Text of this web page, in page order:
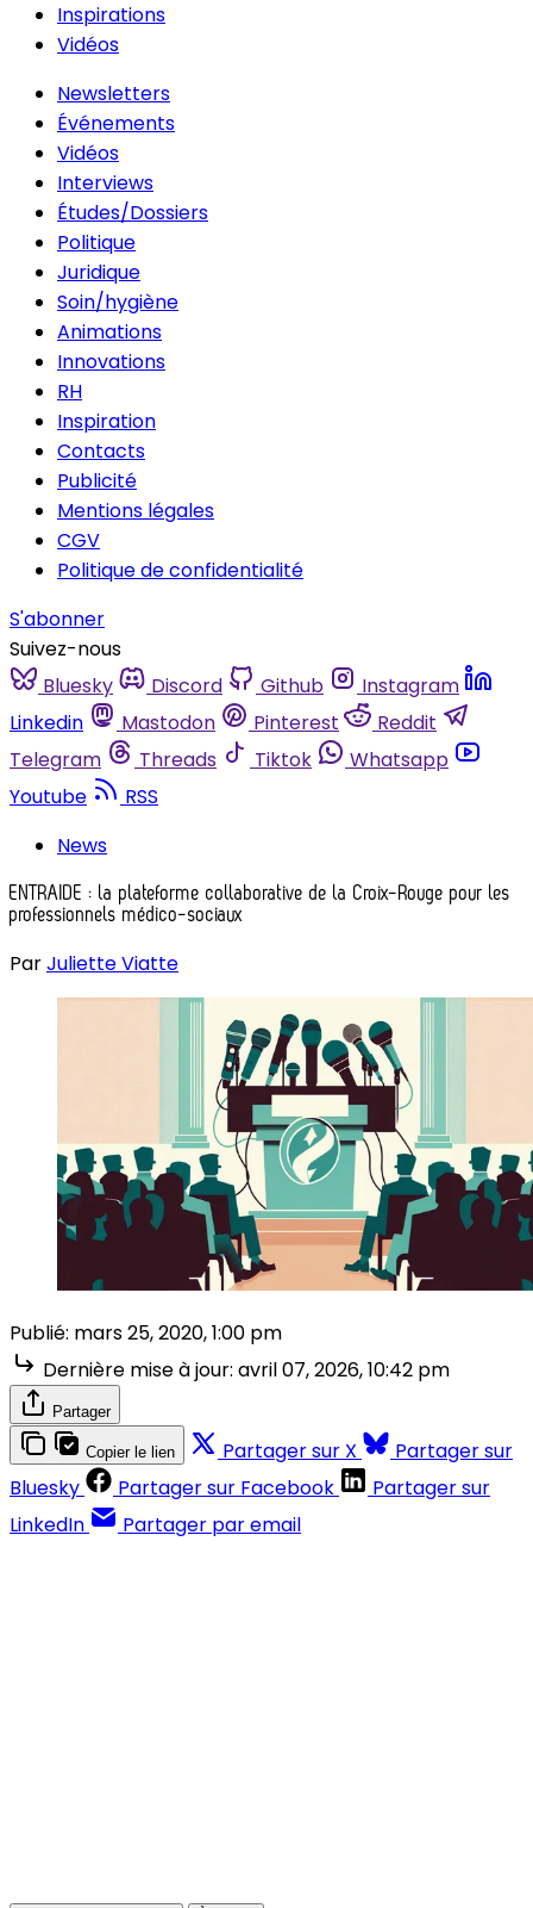
Inspirations
Vidéos
Newsletters
Événements
Vidéos
Interviews
Études/Dossiers
Politique
Juridique
Soin/hygiène
Animations
Innovations
RH
Inspiration
Contacts
Publicité
Mentions légales
CGV
Politique de confidentialité
S'abonner
Suivez-nous
Bluesky
Discord Github
Instagram
Linkedin
Mastodon Pinterest
Reddit
Telegram
Threads Tiktok
Whatsapp
Youtube
RSS
News
ENTRAIDE : la plateforme collaborative de la Croix-Rouge pour les
professionnels médico-sociaux
ParJuliette Viatte
Publié: mars 25, 2020, 1:00 pm
Dernière mise à jour: avril 07, 2026, 10:42 pm
Partager
Copier le lien Partager sur X
Partager sur
Bluesky
Partager sur Facebook
Partager sur
LinkedIn
Partager par email